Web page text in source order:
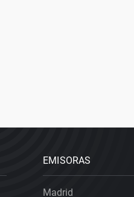
EMISORAS
Madrid